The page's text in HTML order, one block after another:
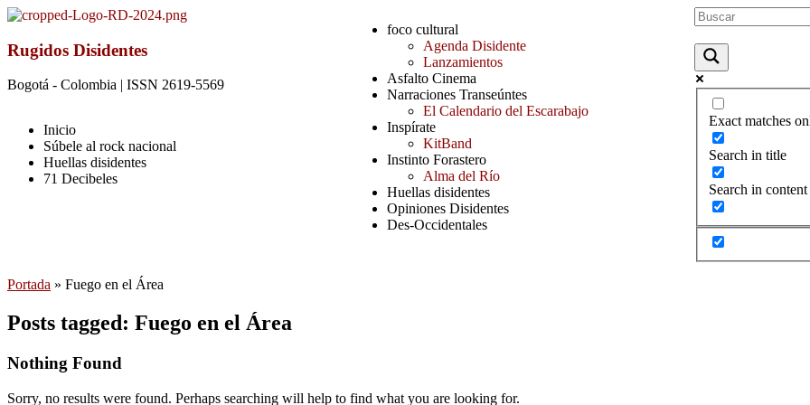
Rugidos Disidentes
Bogotá - Colombia | ISSN 2619-5569
Inicio
Súbele al rock nacional
Huellas disidentes
71 Decibeles
foco cultural
Agenda Disidente
Lanzamientos
Asfalto Cinema
Narraciones Transeúntes
El Calendario del Escarabajo
Inspírate
KitBand
Instinto Forastero
Alma del Río
Huellas disidentes
Opiniones Disidentes
Des-Occidentales
Exact matches
Search in title
Search in content
Portada » Fuego en el Área
Posts tagged: Fuego en el Área
Nothing Found
Sorry, no results were found. Perhaps searching will help to find what you are looking for.